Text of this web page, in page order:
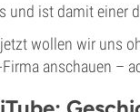
und ist damit einer
wollen wir uns
anschauen –